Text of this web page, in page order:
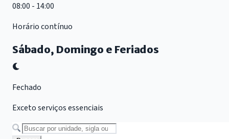
08:00 - 14:00
Horário contínuo
Sábado, Domingo e Feriados
Fechado
Exceto serviços essenciais
Buscar por unidade